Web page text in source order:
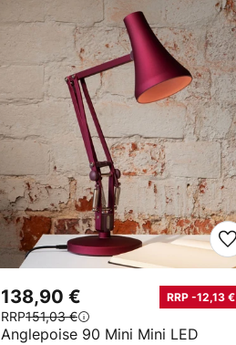
Anglepoise 90 Mini Mini LED
138,90 € RRP -12,13 €
RRP151,03 €